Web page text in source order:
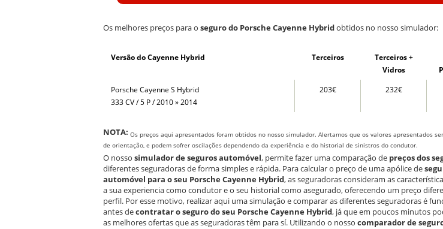
Os melhores preços para o seguro do Porsche Cayenne Hybridobtidos no nosso simulador:
Versão do Cayenne Hybrid Terceiros
Terceiros +
Vidros
Porsche Cayenne S Hybrid
333 CV / 5 P / 2010 » 2014
203€ 232€
NOTA: Os preços aqui apresentados foram obtidos no nosso simulador. Alertamos que os valores apresentados
de orientação, e podem sofrer oscilações dependendo da experiência e do historial de sinistros do condutor.
O nosso simulador de seguros automóvel, permite fazer uma comparação de preços dos
diferentes seguradoras de forma simples e rápida. Para calcular o preço de uma apólice de
automóvel para o seu Porsche Cayenne Hybrid, as seguradoras consideram as
a sua experiencia como condutor e o seu historial como asegurado, oferecendo um preço
perfil. Por esse motivo, realizar aqui uma simulação e comparar as diferentes seguradoras é
antes decontratar o seguro do seu Porsche Cayenne Hybrid, já que em poucos minutos
as melhores ofertas que as seguradoras têm para sí. Utilizando o nosso comparador de